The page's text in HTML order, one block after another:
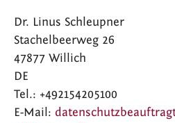
Dr. Linus Schleupner
Stachelbeerweg 26
47877 Willich
DE
Tel.: +492154205100
E-Mail: